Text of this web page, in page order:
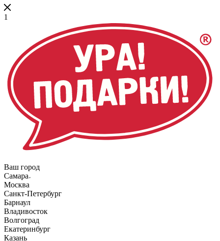
1
Ваш город
Самара
Москва
Санкт-Петербург
Барнаул
Владивосток
Волгоград
Екатеринбург
Казань